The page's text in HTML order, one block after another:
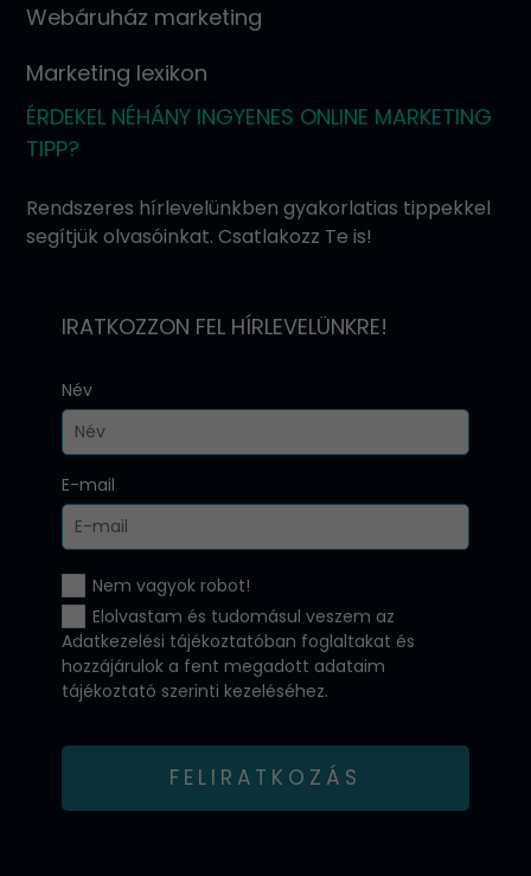
Webáruház marketing
Marketing lexikon
ÉRDEKEL NÉHÁNY INGYENES ONLINE MARKETING
TIPP?
Rendszeres hírlevelünkben gyakorlatias tippekkel
segítjük olvasóinkat. Csatlakozz Te is!
IRATKOZZON FEL HÍRLEVELÜNKRE!
Név
E-mail
Nem vagyok robot!
Elolvastam és tudomásul veszem az
Adatkezelési tájékoztatóban foglaltakat és
hozzájárulok a fent megadott adataim
tájékoztató szerinti kezeléséhez.
FELIRATKOZÁS